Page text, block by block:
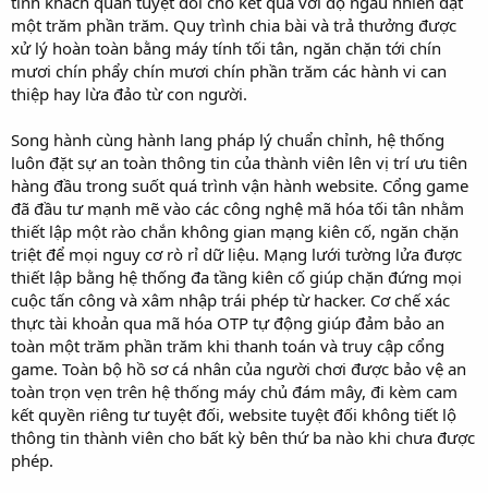
một trăm phần trăm. Quy trình chia bài và trả thưởng được
xử lý hoàn toàn bằng máy tính tối tân, ngăn chặn tới chín
mươi chín phẩy chín mươi chín phần trăm các hành vi can
thiệp hay lừa đảo từ con người.
Song hành cùng hành lang pháp lý chuẩn chỉnh, hệ thống
luôn đặt sự an toàn thông tin của thành viên lên vị trí ưu tiên
hàng đầu trong suốt quá trình vận hành website. Cổng game
đã đầu tư mạnh mẽ vào các công nghệ mã hóa tối tân nhằm
thiết lập một rào chắn không gian mạng kiên cố, ngăn chặn
triệt để mọi nguy cơ rò rỉ dữ liệu. Mạng lưới tường lửa được
thiết lập bằng hệ thống đa tầng kiên cố giúp chặn đứng mọi
cuộc tấn công và xâm nhập trái phép từ hacker. Cơ chế xác
thực tài khoản qua mã hóa OTP tự động giúp đảm bảo an
toàn một trăm phần trăm khi thanh toán và truy cập cổng
game. Toàn bộ hồ sơ cá nhân của người chơi được bảo vệ an
toàn trọn vẹn trên hệ thống máy chủ đám mây, đi kèm cam
kết quyền riêng tư tuyệt đối, website tuyệt đối không tiết lộ
thông tin thành viên cho bất kỳ bên thứ ba nào khi chưa được
phép.